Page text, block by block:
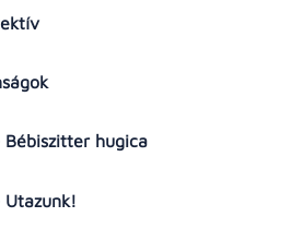
Bébiszitter hugica
Utazunk!